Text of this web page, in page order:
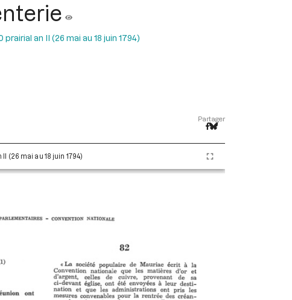
an II (26 mai au 18 juin 1794)
Partager
(26 mai au 18 juin 1794)